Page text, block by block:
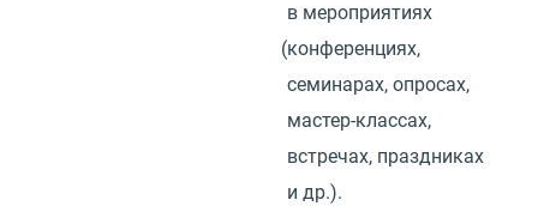
в мероприятиях
(конференциях,
семинарах, опросах,
мастер-классах,
встречах, праздниках
и др.).